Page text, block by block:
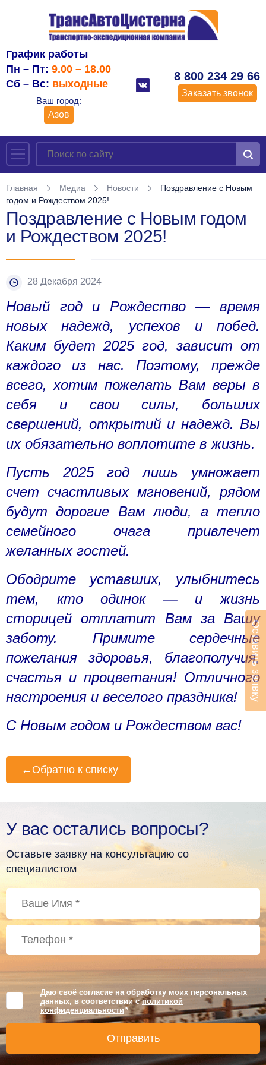
График работы
Пн – Пт: 9.00 – 18.00
Сб – Вс: выходные
Ваш город:
Азов
8 800 234 29 66
Заказать звонок
Главная Медиа Новости
Поздравление с Новым
годом и Рождеством 2025!
Поздравление с Новым годом
и Рождеством 2025!
28 Декабря 2024
Новый год и Рождество — время
новых надежд, успехов и побед.
Каким будет 2025 год, зависит от
каждого из нас. Поэтому, прежде
всего, хотим пожелать Вам веры в
себя и свои силы, больших
свершений, открытий и надежд. Вы
их обязательно воплотите в жизнь.
Пусть 2025 год лишь умножает
счет счастливых мгновений, рядом
будут дорогие Вам люди, а тепло
семейного очага привлечет
желанных гостей.
Ободрите уставших, улыбнитесь
тем, кто одинок — и жизнь
сторицей отплатит Вам за Вашу
заботу. Примите сердечные
пожелания здоровья, благополучия,
счастья и процветания! Отличного
настроения и веселого праздника!
С Новым годом и Рождеством вас!
← Обратно к списку
У вас остались вопросы?
Оставьте заявку на консультацию со
специалистом
Даю своё согласие на обработку моих персональных
данных, в соответствии сполитикой
конфиденциальности *
Оставить заявку